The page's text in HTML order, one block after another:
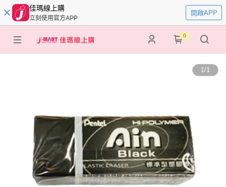
佳瑪線上購
立刻使用官方APP
開啟APP
0
1/1